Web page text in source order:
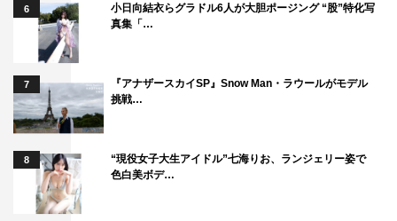
中井貴一 鈴木京香
6
小日向結衣らグラドル6人が大胆ポージング “股”特化写
真集「…
7
『アナザースカイSP』Snow Man・ラウールがモデル
挑戦…
8
“現役女子大生アイドル”七海りお、ランジェリー姿で
色白美ボデ…